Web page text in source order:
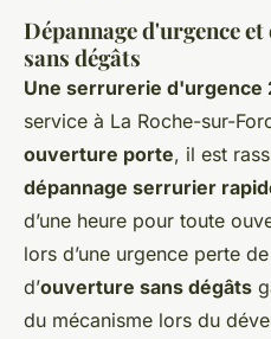
Dépannage d'urgence
sans dégâts
Une serrurerie d'urgence
service à La Roche-sur-
ouverture porte, il est
dépannage serrurier
d’une heure pour toute
lors d’une urgence perte
d’ouverture sans dégâts
du mécanisme lors du